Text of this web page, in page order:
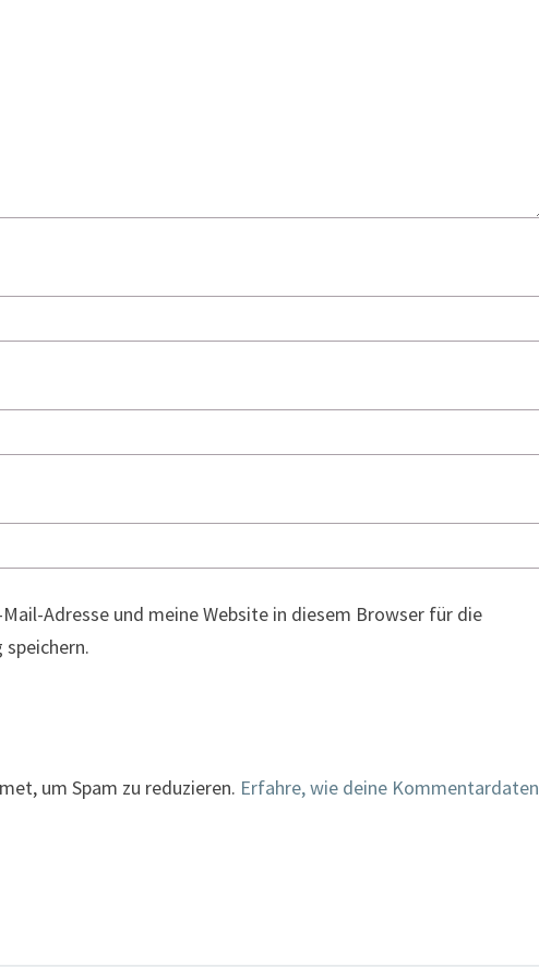
Adresse und meine Website in diesem Browser für die
um Spam zu reduzieren. Erfahre, wie deine Kommentardaten